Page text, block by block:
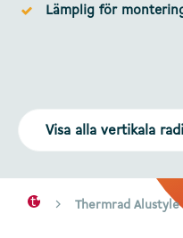
Lämplig för
Visa alla vertikala
Thermrad Alustyle